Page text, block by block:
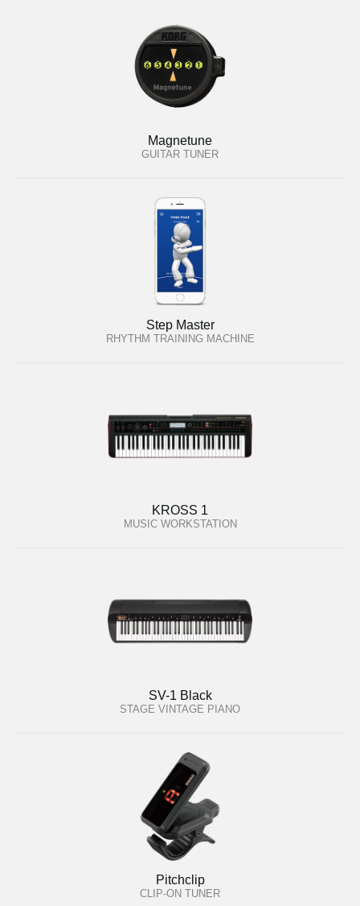
Magnetune
GUITAR TUNER
Step Master
RHYTHM TRAINING MACHINE
KROSS 1
MUSIC WORKSTATION
SV-1 Black
STAGE VINTAGE PIANO
Pitchclip
CLIP-ON TUNER